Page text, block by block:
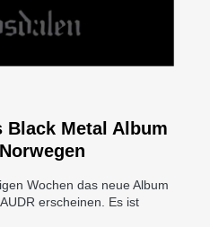
Black Metal Album
Wochen das neue Album
erscheinen. Es ist